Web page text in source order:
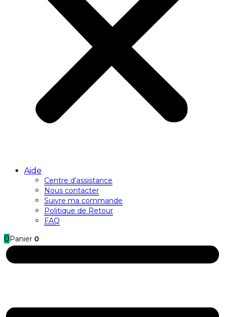
Aide
Centre d’assistance
Nous contacter
Suivre ma commande
Politique de Retour
FAQ
0 Panier 0